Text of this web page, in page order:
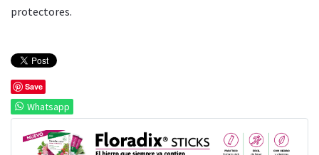
protectores.
Save
Whatsapp